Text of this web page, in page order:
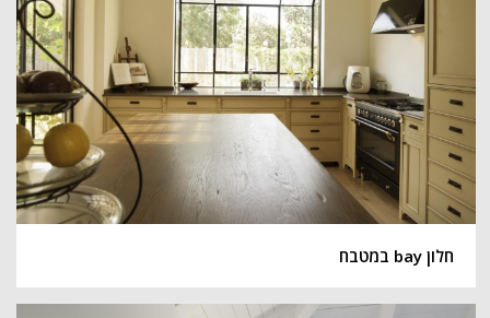
חלון bay במטבח